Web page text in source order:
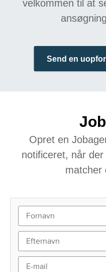
velkommen til at
Send en
Opret en
notificeret, når
matcher